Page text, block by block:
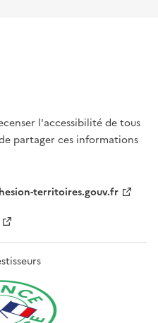
l'accessibilité de tous
partager ces informations
territoires.gouv.fr